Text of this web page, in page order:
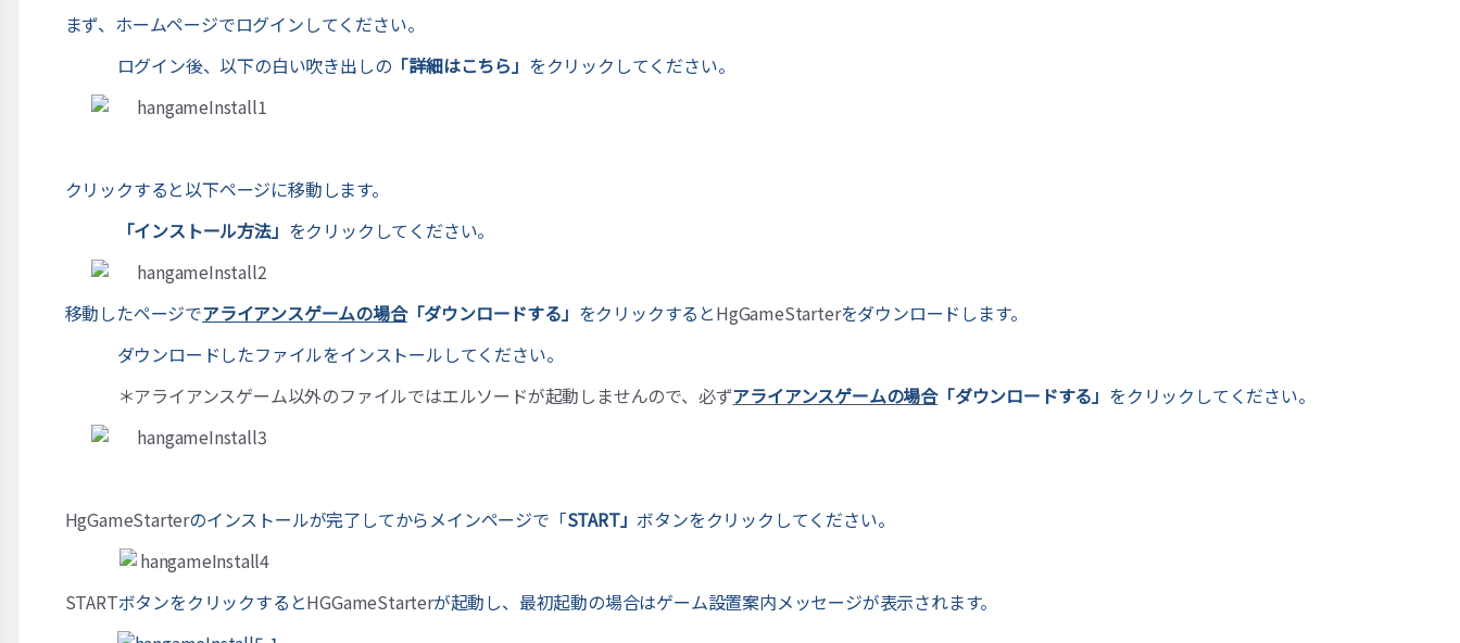
まず、ホームページでログインしてください。
ログイン後、以下の白い吹き出しの 「詳細はこちら」 をクリックしてください。
クリックすると以下ページに移動します。
「インストール方法」 をクリックしてください。
移動したページでアライアンスゲームの場合「ダウンロードする」 をクリックするとHgGameStarterをダウンロードします。
ダウンロードしたファイルをインストールしてください。
＊アライアンスゲーム以外のファイルではエルソードが起動しませんので、必ずアライアンスゲームの場合「ダウンロードする」 をクリックしてください。
HgGameStarterのインストールが完了してからメインページで「START」 ボタンをクリックしてください。
STARTボタンをクリックするとHGGameStarterが起動し、最初起動の場合はゲーム設置案内メッセージが表示されます。